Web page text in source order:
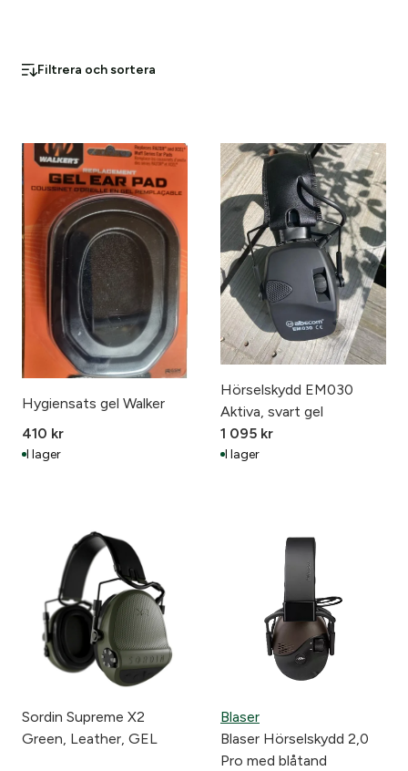
Filtrera och sortera
Hygiensats gel Walker
410 kr
I lager
Hörselskydd EM030
Aktiva, svart gel
1 095 kr
I lager
Sordin Supreme X2
Green, Leather, GEL
Blaser
Blaser Hörselskydd 2,0
Pro med blåtand